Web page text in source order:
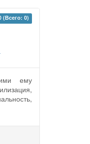
(Всего: 0)
ему